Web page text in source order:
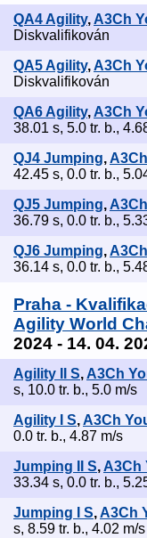
QA4 Agility, A3Ch
Diskvalifikován
QA5 Agility,A3Ch
Diskvalifikován
QA6 Agility, A3Ch
38.01 s, 5.0 tr. b.,
QJ4 Jumping,
42.45 s, 0.0 tr. b.,
QJ5 Jumping,
36.79 s, 0.0 tr. b.,
QJ6 Jumping,
36.14 s, 0.0 tr. b.,
Praha -
Agility World
2024 - 14. 04.
Agility II S, A3Ch
s, 10.0 tr. b., 5.0 m/s
Agility I S,A3Ch
0.0 tr. b., 4.87 m/s
Jumping II S, A3Ch
33.34 s, 0.0 tr. b.,
Jumping I S,A3Ch
s, 8.59 tr. b., 4.02 m/s